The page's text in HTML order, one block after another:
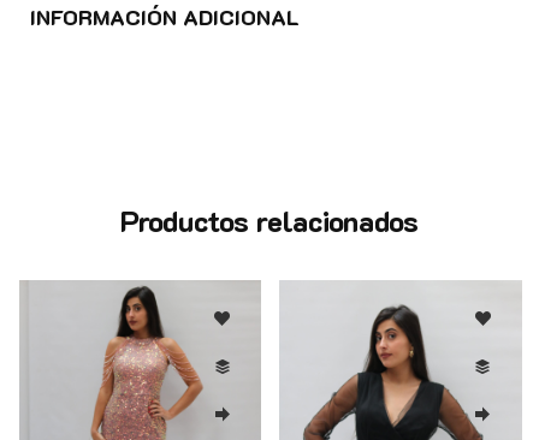
INFORMACIÓN ADICIONAL
Productos relacionados